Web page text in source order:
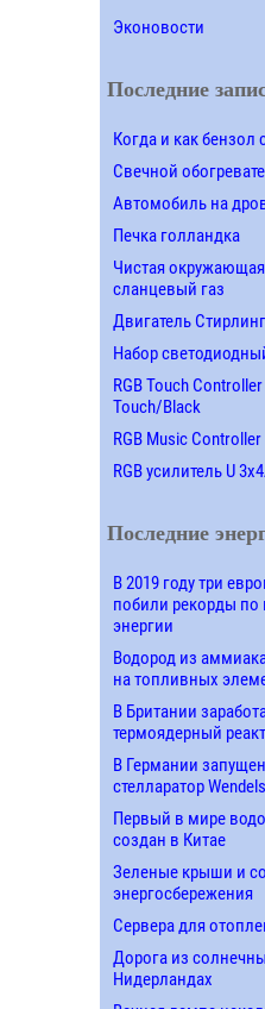
Эконовости
Последние
Когда и как бензол
Свечной
Автомобиль на
Печка голландка
Чистая
сланцевый газ
Двигатель
Набор
RGB Touch
Touch/Black
RGB Music
RGB усилитель U
Последние
В 2019 году три
побили рекорды
энергии
Водород из
на топливных
В Британии
термоядерный
В Германии
стелларатор
Первый в мире
создан в Китае
Зеленые крыши и
энергосбережения
Сервера для
Дорога из
Нидерландах